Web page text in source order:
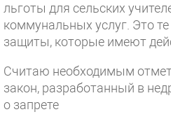
льготы для сельских
коммунальных услуг. Это
защиты, которые имеют
Считаю необходимым
закон, разработанный в
о запрете